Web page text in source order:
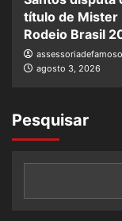
título de Mister
Rodeio Brasil
agosto 3, 2026
Pesquisar